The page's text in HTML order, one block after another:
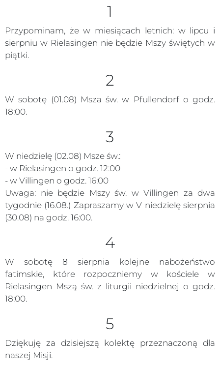
1
Przypominam, że w miesiącach letnich: w lipcu i
sierpniu w Rielasingen nie będzie Mszy świętych w
piątki.
2
W sobotę (01.08) Msza św. w Pfullendorf o godz.
18:00.
3
W niedzielę (02.08) Msze św.:
- w Rielasingen o godz. 12:00
- w Villingen o godz. 16:00
Uwaga: nie będzie Mszy św. w Villingen za dwa
tygodnie (16.08.) Zapraszamy w V niedzielę sierpnia
(30.08) na godz. 16:00.
4
W sobotę 8 sierpnia kolejne nabożeństwo
fatimskie, które rozpoczniemy w kościele w
Rielasingen Mszą św. z liturgii niedzielnej o godz.
18:00.
5
Dziękuję za dzisiejszą kolektę przeznaczoną dla
naszej Misji.